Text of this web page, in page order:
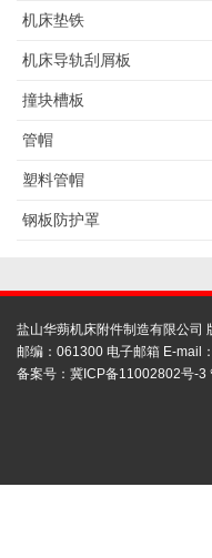
机床垫铁
机床导轨刮屑板
撞块槽板
管帽
塑料管帽
钢板防护罩
盐山华蒴机床附件制造有限公司
邮编：061300 电子邮箱 E-mail：
备案号： 冀ICP备11002802号-3